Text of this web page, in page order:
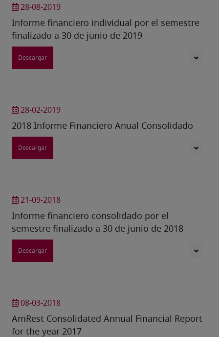
28-08-2019
Informe financiero individual por el semestre
finalizado a 30 de junio de 2019
Descargar
28-02-2019
2018 Informe Financiero Anual Consolidado
Descargar
21-09-2018
Informe financiero consolidado por el
semestre finalizado a 30 de junio de 2018
Descargar
08-03-2018
AmRest Consolidated Annual Financial Report
for the year 2017